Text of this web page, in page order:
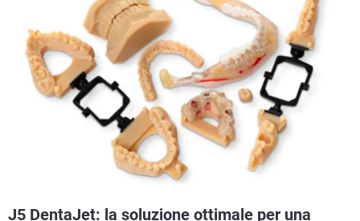
J5 DentaJet: la soluzione ottimale per una